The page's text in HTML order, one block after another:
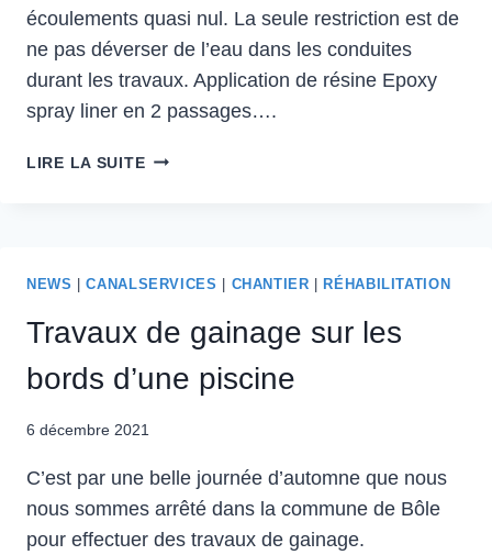
écoulements quasi nul. La seule restriction est de
ne pas déverser de l’eau dans les conduites
durant les travaux. Application de résine Epoxy
spray liner en 2 passages….
LIRE LA SUITE
NEWS |CANALSERVICES CHANTIER RÉHABILITATION
Travaux de gainage sur les
bords d’une piscine
6 décembre 2021
C’est par une belle journée d’automne que nous
nous sommes arrêté dans la commune de Bôle
pour effectuer des travaux de gainage.